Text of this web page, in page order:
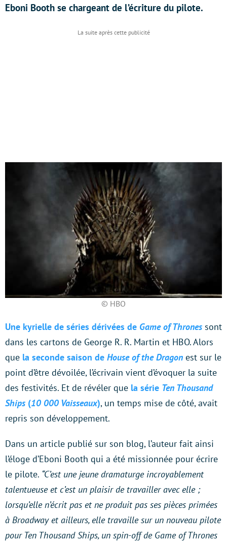
Eboni Booth se chargeant de l’écriture du pilote.
© HBO
Une kyrielle de séries dérivées de Game of Thrones sont
dans les cartons de George R. R. Martin et HBO. Alors
que la seconde saison de House of the Dragon est sur le
point d’être dévoilée, l’écrivain vient d’évoquer la suite
des festivités. Et de révéler que la série Ten Thousand
Ships (10 000 Vaisseaux), un temps mise de côté, avait
repris son développement.
Dans un article publié sur son blog, l’auteur fait ainsi
l’éloge d’Eboni Booth qui a été missionnée pour écrire
le pilote. “C’est une jeune dramaturge incroyablement
talentueuse et c’est un plaisir de travailler avec elle ;
lorsqu’elle n’écrit pas et ne produit pas ses pièces primées
à Broadway et ailleurs, elle travaille sur un nouveau pilote
pour Ten Thousand Ships, un spin-off de Game of Thrones